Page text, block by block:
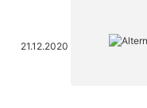
21.12.2020